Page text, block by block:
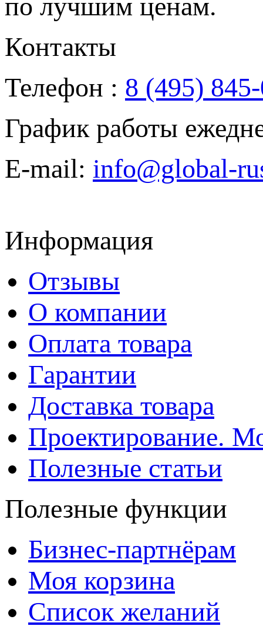
по лучшим ценам.
Контакты
Телефон : 8 (495)
График работы
E-mail: info@global-
Информация
Отзывы
О компании
Оплата товара
Гарантии
Доставка товара
Проектирование.
Полезные статьи
Полезные функции
Бизнес-партнёрам
Моя корзина
Cписок желаний